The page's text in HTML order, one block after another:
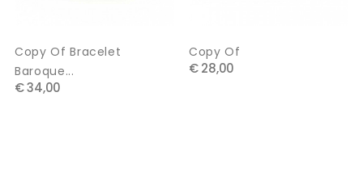
Copy Of Bracelet
Baroque...
€ 34,00
Copy Of
€ 28,00